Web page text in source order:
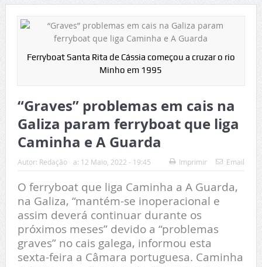
Ferryboat Santa Rita de Cássia começou a cruzar o rio
Minho em 1995
“Graves” problemas em cais na
Galiza param ferryboat que liga
Caminha e A Guarda
Autor: Redação a: 12 Maio, 2022 - 19:45 Imprimir Email
O ferryboat que liga Caminha a A Guarda,
na Galiza, “mantém-se inoperacional e
assim deverá continuar durante os
próximos meses” devido a “problemas
graves” no cais galega, informou esta
sexta-feira a Câmara portuguesa. Caminha